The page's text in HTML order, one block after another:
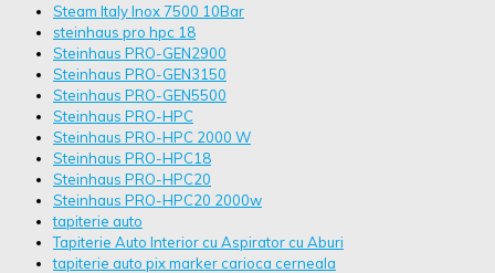
Steam Italy Inox 7500 10Bar
steinhaus pro hpc 18
Steinhaus PRO-GEN2900
Steinhaus PRO-GEN3150
Steinhaus PRO-GEN5500
Steinhaus PRO-HPC
Steinhaus PRO-HPC 2000 W
Steinhaus PRO-HPC18
Steinhaus PRO-HPC20
Steinhaus PRO-HPC20 2000w
tapiterie auto
Tapiterie Auto Interior cu Aspirator cu Aburi
tapiterie auto pix marker carioca cerneala